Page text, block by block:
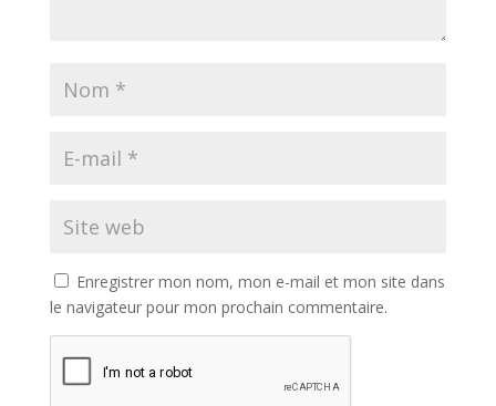
Enregistrer mon nom, mon e-mail et mon site dans
le navigateur pour mon prochain commentaire.